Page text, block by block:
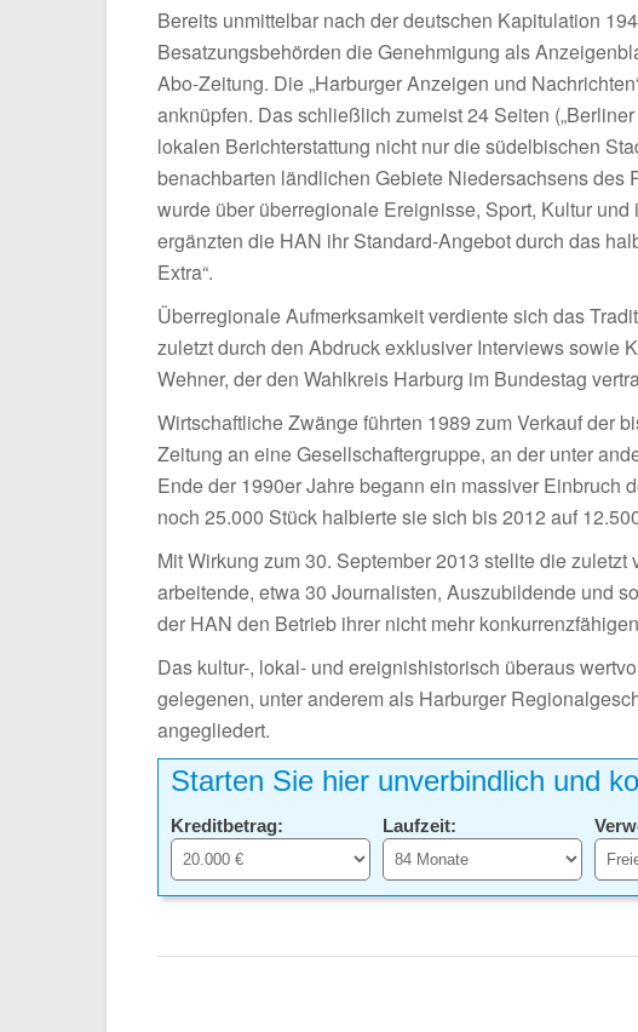
Bereits unmittelbar nach der deutschen Kapitulation
Besatzungsbehörden die Genehmigung als
Abo-Zeitung. Die „Harburger Anzeigen und
anknüpfen. Das schließlich zumeist 24 Seiten
lokalen Berichterstattung nicht nur die südelbischen
benachbarten ländlichen Gebiete Niedersachsens des
wurde über überregionale Ereignisse, Sport, Kultur
ergänzten die HAN ihr Standard-Angebot durch das
Extra“.
Überregionale Aufmerksamkeit verdiente sich das
zuletzt durch den Abdruck exklusiver Interviews sowie
Wehner, der den Wahlkreis Harburg im Bundestag
Wirtschaftliche Zwänge führten 1989 zum Verkauf der
Zeitung an eine Gesellschaftergruppe, an der unter
Ende der 1990er Jahre begann ein massiver Einbruch
noch 25.000 Stück halbierte sie sich bis 2012 auf
Mit Wirkung zum 30. September 2013 stellte die
arbeitende, etwa 30 Journalisten, Auszubildende und
der HAN den Betrieb ihrer nicht mehr
Das kultur-, lokal- und ereignishistorisch überaus
gelegenen, unter anderem als Harburger
angegliedert.
Starten Sie hier unverbindlich und
Kreditbetrag: Laufzeit: